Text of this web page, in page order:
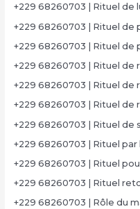
+229 68260703 | Rituel de
+229 68260703 | Rituel de
+229 68260703 | Rituel de
+229 68260703 | Rituel
+229 68260703 | Rituel
+229 68260703 | Rituel
+229 68260703 | Rituel de
+229 68260703 | Rituel par
+229 68260703 | Rituel
+229 68260703 | Rituel
+229 68260703 | Rôle du